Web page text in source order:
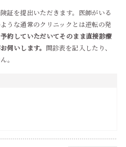
証を提出いただきます。医師がいる
うな通常のクリニックとは逆転の発
約していただいてそのまま直接診療
伺いします。 問診表を記入したり、
。